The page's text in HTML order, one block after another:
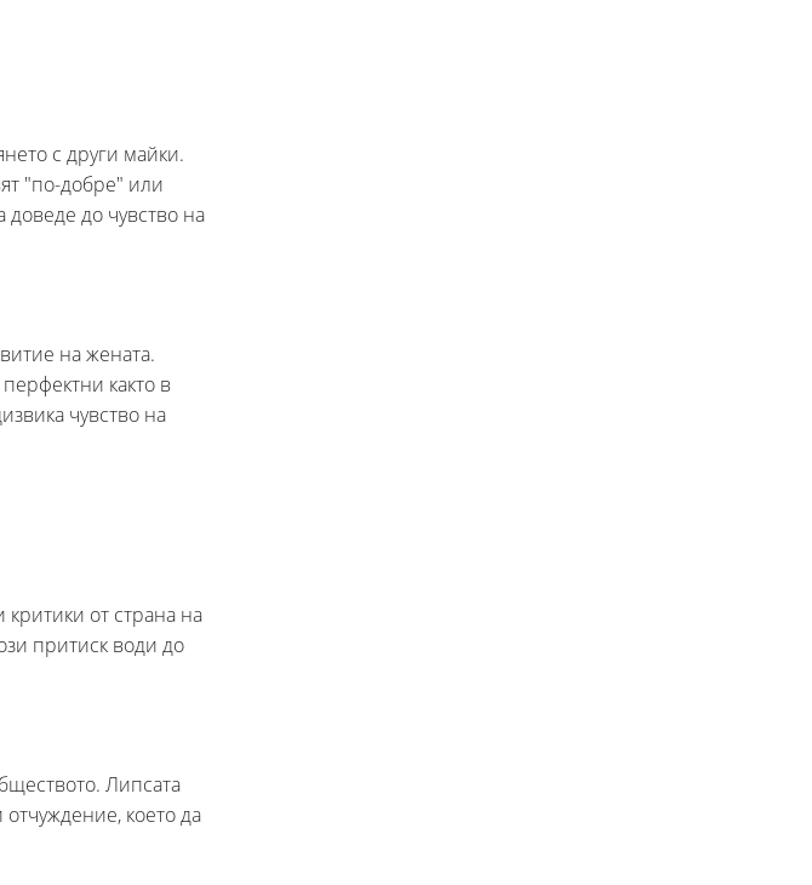
с други майки.
"по-добре" или
доведе до чувство на
на жената.
както в
чувство на
критики от страна на
притиск води до
Липсата
което да